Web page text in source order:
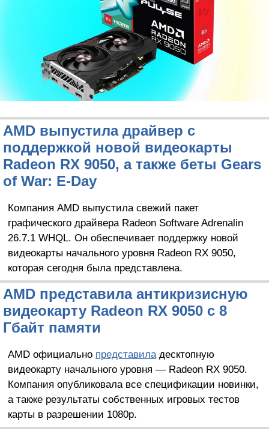
AMD выпустила драйвер с
поддержкой новой видеокарты
Radeon RX 9050, а также беты Gears
of War: E-Day
Компания AMD выпустила свежий пакет
графического драйвера Radeon Software Adrenalin
26.7.1 WHQL. Он обеспечивает поддержку новой
видеокарты начального уровня Radeon RX 9050,
которая сегодня была представлена.
AMD представила антикризисную
видеокарту Radeon RX 9050 с 8
Гбайт памяти
AMD официально представиладесктопную
видеокарту начального уровня — Radeon RX 9050.
Компания опубликовала все спецификации новинки,
а также результаты собственных игровых тестов
карты в разрешении 1080p.